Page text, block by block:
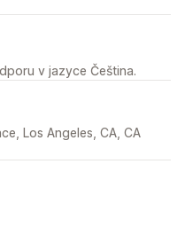
v jazyce Čeština.
Los Angeles, CA, CA